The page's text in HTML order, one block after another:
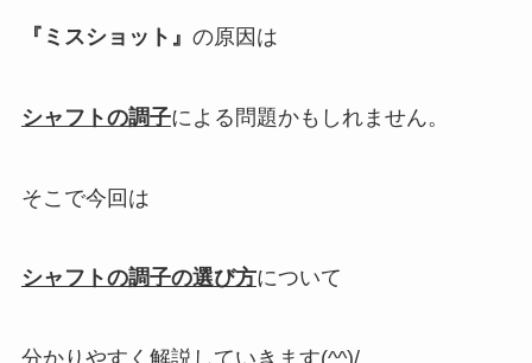
『ミスショット』 の原因は
シャフトの調子による問題かもしれません。
そこで今回は
シャフトの調子の選び方について